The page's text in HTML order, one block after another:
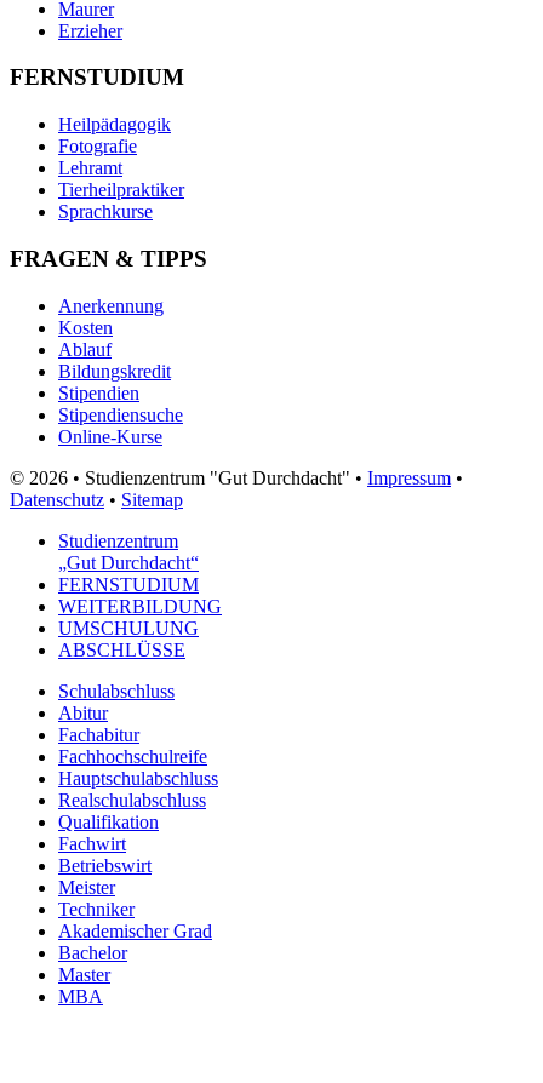
Maurer
Erzieher
FERNSTUDIUM
Heilpädagogik
Fotografie
Lehramt
Tierheilpraktiker
Sprachkurse
FRAGEN & TIPPS
Anerkennung
Kosten
Ablauf
Bildungskredit
Stipendien
Stipendiensuche
Online-Kurse
© 2026 • Studienzentrum "Gut Durchdacht" • Impressum •
Datenschutz • Sitemap
Studienzentrum
„Gut Durchdacht“
FERNSTUDIUM
WEITERBILDUNG
UMSCHULUNG
ABSCHLÜSSE
Schulabschluss
Abitur
Fachabitur
Fachhochschulreife
Hauptschulabschluss
Realschulabschluss
Qualifikation
Fachwirt
Betriebswirt
Meister
Techniker
Akademischer Grad
Bachelor
Master
MBA